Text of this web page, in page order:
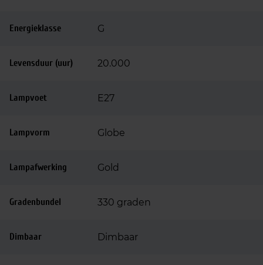
Energieklasse G
Levensduur (uur) 20.000
Lampvoet E27
Lampvorm Globe
Lampafwerking Gold
Gradenbundel 330 graden
Dimbaar Dimbaar